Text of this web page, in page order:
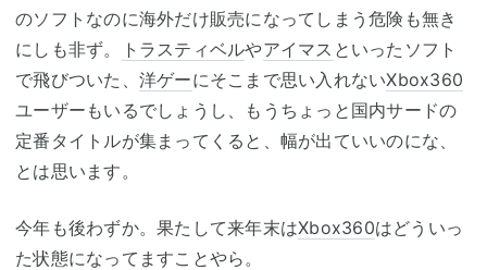
のソフトなのに海外だけ販売になってしまう危険も無き
にしも非ず。
トラスティベルやアイマス といったソフト
で飛びついた、 洋ゲーにそこまで思い入れないXbox360
ユーザーもいるでしょうし、もうちょっと国内サードの
定番タイトルが集まってくると、幅が出ていいのにな、
とは思います。
今年も後わずか。果たして来年末はXbox360はどういっ
た状態になってますことやら。